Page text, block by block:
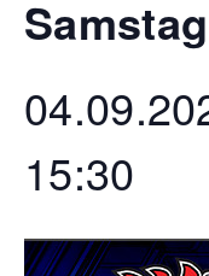
Samstag
15:30